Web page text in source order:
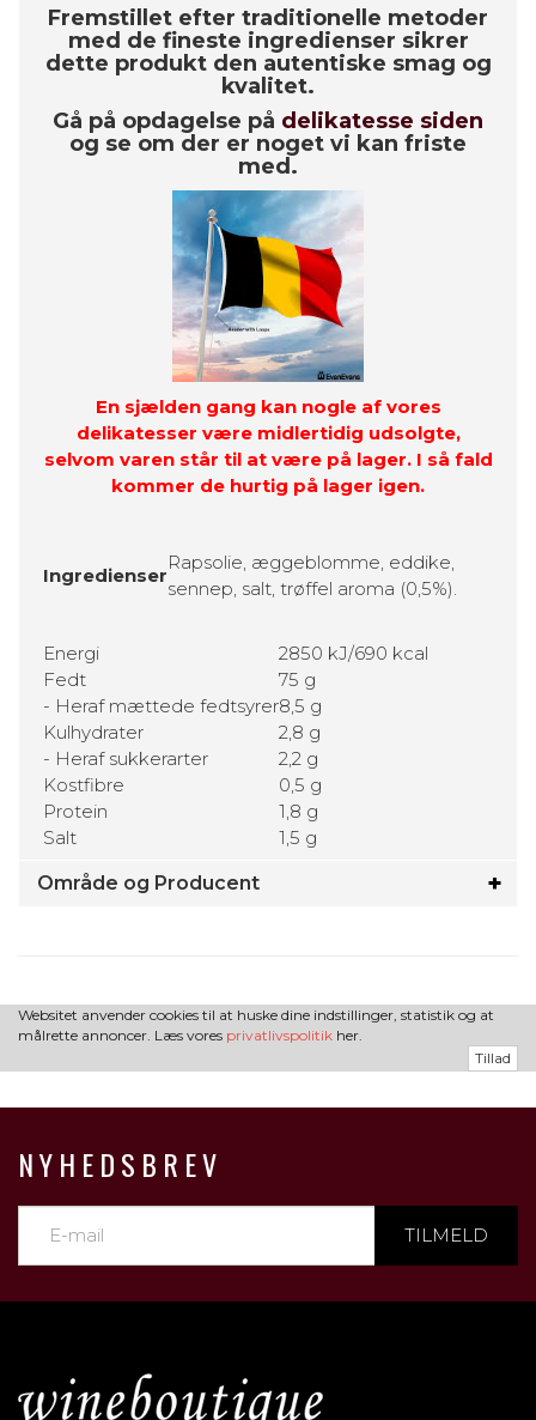
Fremstillet efter traditionelle metoder
med de fineste ingredienser sikrer
dette produkt den autentiske smag og
kvalitet.
Gå på opdagelse på delikatesse siden
og se om der er noget vi kan friste
med.
En sjælden gang kan nogle af vores
delikatesser være midlertidig udsolgte,
selvom varen står til at være på lager. I så fald
kommer de hurtig på lager igen.
Ingredienser
Rapsolie, æggeblomme, eddike,
sennep, salt, trøffel aroma (0,5%).
Energi
2850 kJ/690 kcal
Fedt
75 g
- Heraf mættede fedtsyrer8,5 g
Kulhydrater
2,8 g
- Heraf sukkerarter
2,2 g
Kostfibre
0,5 g
Protein
1,8 g
Salt
1,5 g
Område og Producent
Websitet anvender cookies til at huske dine indstillinger, statistik og at
målrette annoncer. Læs vores privatlivspolitik her.
Tillad
NYHEDSBREV
TILMELD